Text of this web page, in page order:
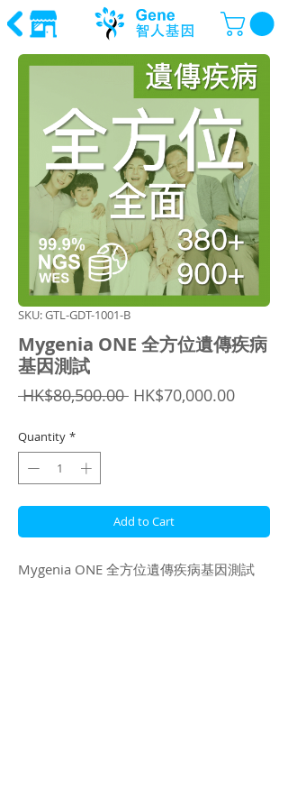
SKU: GTL-GDT-1001-B
Mygenia ONE 全方位遺傳疾病
基因測試
HK$80,500.00 Regular
HK$70,000.00Sale
Quantity *
Add to Cart
Mygenia ONE 全方位遺傳疾病基因測試